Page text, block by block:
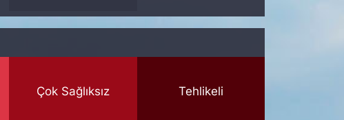
Çok Sağlıksız Tehlikeli